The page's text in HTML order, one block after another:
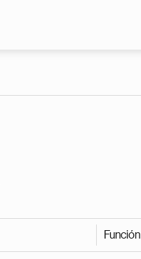
Función